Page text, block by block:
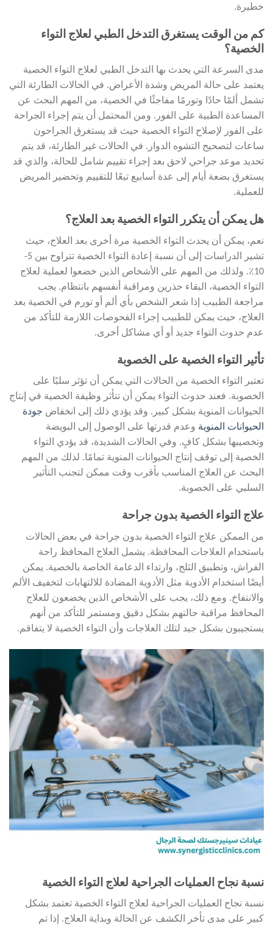
خطيرة.
كم من الوقت يستغرق التدخل الطبي لعلاج التواء
الخصية؟
مدى السرعة التي يحدث بها التدخل الطبي لعلاج التواء الخصية
يعتمد على حالة المريض وشدة الأعراض. في الحالات الطارئة التي
تشمل ألمًا حادًا وتورمًا مفاجئًا في الخصية، من المهم البحث عن
المساعدة الطبية على الفور. ومن المحتمل أن يتم إجراء الجراحة
على الفور لإصلاح التواء الخصية حيث قد يستغرق الجراحون
ساعات لتصحيح التشوه الدوار. في الحالات غير الطارئة، قد يتم
تحديد موعد جراحي لاحق بعد إجراء تقييم شامل للحالة، والذي قد
يستغرق بضعة أيام إلى عدة أسابيع تبعًا للتقييم وتحضير المريض
للعملية.
هل يمكن أن يتكرر التواء الخصية بعد العلاج؟
نعم، يمكن أن يحدث التواء الخصية مرة أخرى بعد العلاج، حيث
تشير الدراسات إلى أن نسبة إعادة التواء الخصية تتراوح بين 5-
10٪. ولذلك من المهم على الأشخاص الذين خضعوا لعملية لعلاج
التواء الخصية، البقاء حذرين ومراقبة أنفسهم بانتظام. يجب
مراجعة الطبيب إذا شعر الشخص بأي ألم أو تورم في الخصية بعد
العلاج، حيث يمكن للطبيب إجراء الفحوصات اللازمة للتأكد من
عدم حدوث التواء جديد أو أي مشاكل أخرى.
تأثير التواء الخصية على الخصوبة
تعتبر التواء الخصية من الحالات التي يمكن أن تؤثر سلبًا على
الخصوبة. فعند حدوث التواء يمكن أن تتأثر وظيفة الخصية في إنتاج
الحيوانات المنوية بشكل كبير. وقد يؤدي ذلك إلى انخفاض جودة
الحيوانات المنوية وعدم قدرتها على الوصول إلى البويضة
وتخصيبها بشكل كافٍ. وفي الحالات الشديدة، قد يؤدي التواء
الخصية إلى توقف إنتاج الحيوانات المنوية تمامًا. لذلك من المهم
البحث عن العلاج المناسب بأقرب وقت ممكن لتجنب التأثير
السلبي على الخصوبة.
علاج التواء الخصية بدون جراحة
من الممكن علاج التواء الخصية بدون جراحة في بعض الحالات
باستخدام العلاجات المحافظة. يشمل العلاج المحافظ راحة
الفراش، وتطبيق الثلج، وارتداء الدعامة الخاصة بالخصية. يمكن
أيضًا استخدام الأدوية مثل الأدوية المضادة للالتهابات لتخفيف الألم
والانتفاخ. ومع ذلك، يجب على الأشخاص الذين يخضعون للعلاج
المحافظ مراقبة حالتهم بشكل دقيق ومستمر للتأكد من أنهم
يستجيبون بشكل جيد لتلك العلاجات وأن التواء الخصية لا يتفاقم.
نسبة نجاح العمليات الجراحية لعلاج التواء الخصية
نسبة نجاح العمليات الجراحية لعلاج التواء الخصية تعتمد بشكل
كبير على مدى تأخر الكشف عن الحالة وبداية العلاج. إذا تم